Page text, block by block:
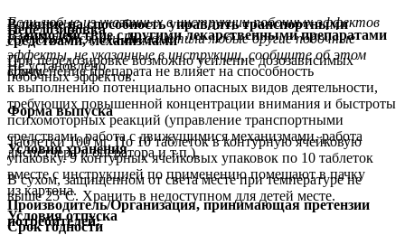
Если любые из указанных в инструкции побочных эффектов
усугубляются, или Вы заметили любые другие побочные
эффекты, не указанные в инструкции, сообщите об этом
врачу.
Передозировка
При передозировке возможно усиление дозозависимых
побочных эффектов.
Взаимодействие с другими лекарственными препаратами
Не установлено.
Влияние на способность управлять транспортными
средствами, механизмами
Применение препарата не влияет на способность
к выполнению потенциально опасных видов деятельности,
требующих повышенной концентрации внимания и быстроты
психомоторных реакций (управление транспортными
средствами, работа с движущимися механизмами, работа
диспетчера и оператора и т.п.).
Форма выпуска
Таблетки 100 мг. По 10 таблеток в контурную ячейковую
упаковку. 9 контурных ячейковых упаковок по 10 таблеток
вместе с инструкцией по применению помещают в пачку
из картона.
Условия хранения
В сухом, защищенном от света месте при температуре не
выше 25°С. Хранить в недоступном для детей месте.
Срок годности
Условия отпуска
Производитель/Организация, принимающая претензии
потребителей: